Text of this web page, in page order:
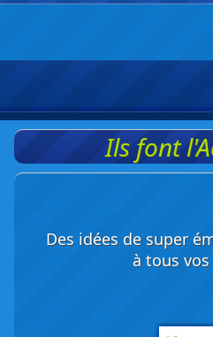
Ils font
Des idées de super
à tous